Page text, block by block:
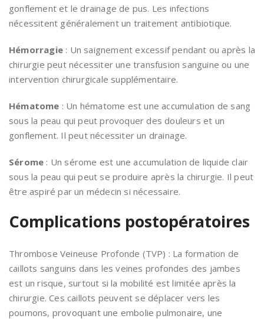
gonflement et le drainage de pus. Les infections
nécessitent généralement un traitement antibiotique.
Hémorragie : Un saignement excessif pendant ou après la
chirurgie peut nécessiter une transfusion sanguine ou une
intervention chirurgicale supplémentaire.
Hématome : Un hématome est une accumulation de sang
sous la peau qui peut provoquer des douleurs et un
gonflement. Il peut nécessiter un drainage.
Sérome : Un sérome est une accumulation de liquide clair
sous la peau qui peut se produire après la chirurgie. Il peut
être aspiré par un médecin si nécessaire.
Complications postopératoires
Thrombose Veineuse Profonde (TVP) : La formation de
caillots sanguins dans les veines profondes des jambes
est un risque, surtout si la mobilité est limitée après la
chirurgie. Ces caillots peuvent se déplacer vers les
poumons, provoquant une embolie pulmonaire, une